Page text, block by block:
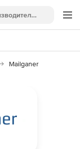
Mailganer